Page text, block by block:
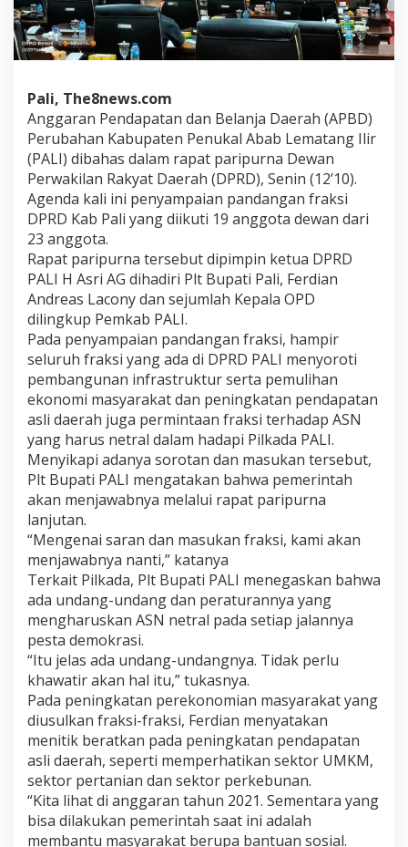
Pali, The8news.com
Anggaran Pendapatan dan Belanja Daerah (APBD)
Perubahan Kabupaten Penukal Abab Lematang Ilir
(PALI) dibahas dalam rapat paripurna Dewan
Perwakilan Rakyat Daerah (DPRD), Senin (12’10).
Agenda kali ini penyampaian pandangan fraksi
DPRD Kab Pali yang diikuti 19 anggota dewan dari
23 anggota.
Rapat paripurna tersebut dipimpin ketua DPRD
PALI H Asri AG dihadiri Plt Bupati Pali, Ferdian
Andreas Lacony dan sejumlah Kepala OPD
dilingkup Pemkab PALI.
Pada penyampaian pandangan fraksi, hampir
seluruh fraksi yang ada di DPRD PALI menyoroti
pembangunan infrastruktur serta pemulihan
ekonomi masyarakat dan peningkatan pendapatan
asli daerah juga permintaan fraksi terhadap ASN
yang harus netral dalam hadapi Pilkada PALI.
Menyikapi adanya sorotan dan masukan tersebut,
Plt Bupati PALI mengatakan bahwa pemerintah
akan menjawabnya melalui rapat paripurna
lanjutan.
“Mengenai saran dan masukan fraksi, kami akan
menjawabnya nanti,” katanya
Terkait Pilkada, Plt Bupati PALI menegaskan bahwa
ada undang-undang dan peraturannya yang
mengharuskan ASN netral pada setiap jalannya
pesta demokrasi.
“Itu jelas ada undang-undangnya. Tidak perlu
khawatir akan hal itu,” tukasnya.
Pada peningkatan perekonomian masyarakat yang
diusulkan fraksi-fraksi, Ferdian menyatakan
menitik beratkan pada peningkatan pendapatan
asli daerah, seperti memperhatikan sektor UMKM,
sektor pertanian dan sektor perkebunan.
“Kita lihat di anggaran tahun 2021. Sementara yang
bisa dilakukan pemerintah saat ini adalah
membantu masyarakat berupa bantuan sosial.